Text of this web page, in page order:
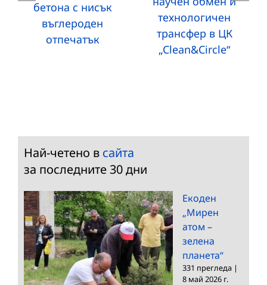
бетона с нисък
въглероден
отпечатък
технологичен
трансфер в ЦК
„Clean&Circle“
Най-четено в сайта
за последните 30 дни
Екоден
„Мирен
атом –
зелена
планета“
331 прегледа |
8 май 2026 г.